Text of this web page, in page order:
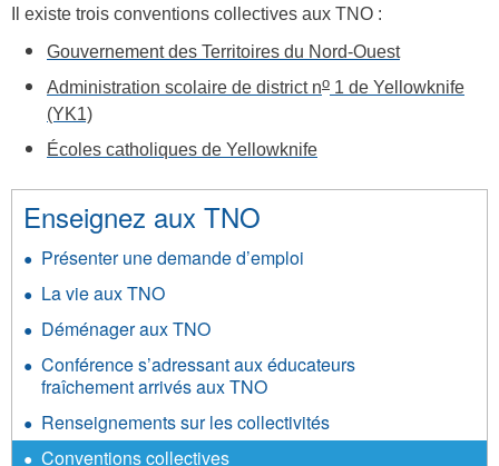
Il existe trois conventions collectives aux TNO :
Gouvernement des Territoires du Nord-Ouest
Administration scolaire de district no 1 de Yellowknife
(YK1)
Écoles catholiques de Yellowknife
Enseignez aux TNO
Présenter une demande d’emploi
La vie aux TNO
Déménager aux TNO
Conférence s’adressant aux éducateurs
fraîchement arrivés aux TNO
Renseignements sur les collectivités
Conventions collectives